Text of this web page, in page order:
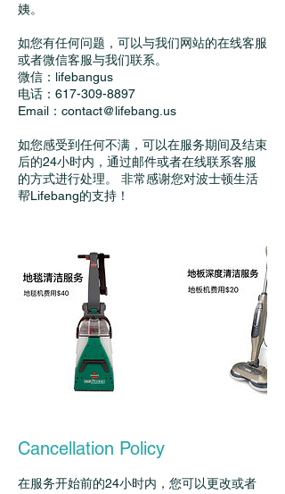
姨。
如您有任何问题，可以与我们网站的在线客服
或者微信客服与我们联系。
微信：lifebangus
电话：617-309-8897
Email：contact@lifebang.us
如您感受到任何不满，可以在服务期间及结束
后的24小时内，通过邮件或者在线联系客服
的方式进行处理。 非常感谢您对波士顿生活
帮Lifebang的支持！
Cancellation Policy
在服务开始前的24小时内，您可以更改或者